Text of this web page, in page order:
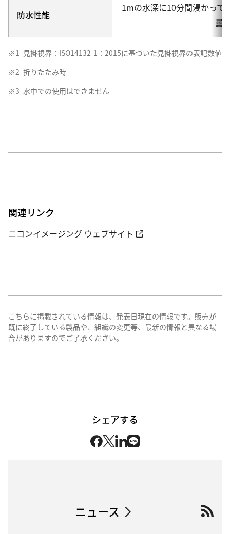
防水性能
1mの水深に10分間浸かって
曇
見掛視界：ISO14132-1：2015に基づいた見掛視界の表記数値
折りたたみ時
水中での使用はできません
関連リンク
ニコンイメージング ウェブサイト
こちらに掲載されている情報は、発表日現在の情報です。販売が
既に終了している製品や、組織の変更等、最新の情報と異なる場
合がありますのでご了承ください。
シェアする
ニュース